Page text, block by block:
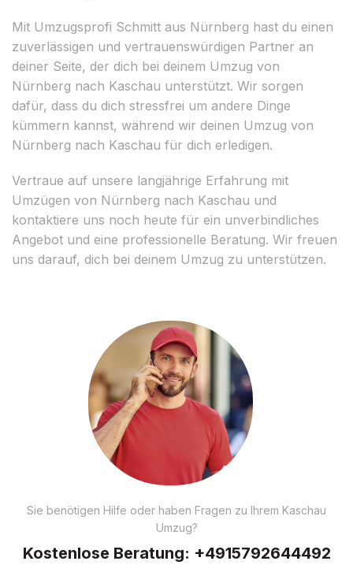
Mit Umzugsprofi Schmitt aus Nürnberg hast du einen
zuverlässigen und vertrauenswürdigen Partner an
deiner Seite, der dich bei deinem Umzug von
Nürnberg nach Kaschau unterstützt. Wir sorgen
dafür, dass du dich stressfrei um andere Dinge
kümmern kannst, während wir deinen Umzug von
Nürnberg nach Kaschau für dich erledigen.
Vertraue auf unsere langjährige Erfahrung mit
Umzügen von Nürnberg nach Kaschau und
kontaktiere uns noch heute für ein unverbindliches
Angebot und eine professionelle Beratung. Wir freuen
uns darauf, dich bei deinem Umzug zu unterstützen.
Sie benötigen Hilfe oder haben Fragen zu Ihrem Kaschau
Umzug?
Kostenlose Beratung: +4915792644492